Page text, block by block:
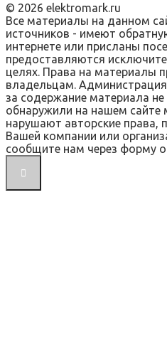
© 2026 elektromark.ru
Все материалы на данном
источников - имеют
интернете или присланы
предоставляются
целях. Права на материалы
владельцам.
за содержание материала не
обнаружили на нашем сайте
нарушают авторские права,
Вашей компании или
сообщите нам через форму